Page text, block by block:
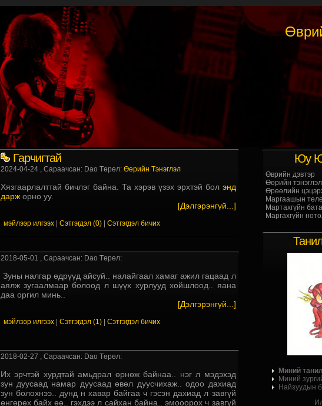
Юу
Өврийн дэвтэр
Өөрийн тэнэглэл
Өрөөлийн
Маргаашын
Мартахгүйн
Маргахгүйн
Миний
Миний
Найзуудын
Гарчигтай
2024-04-24, Сараачсан: Dao Төрөл: Өөрийн Тэнэглэл
Хязгаарлалттай бичлэг байна. Та хэрэв үзэх эрхтэй бол энд
даржорно уу.
[Дэлгэрэнгүй...]
мэйлээр илгээх Сэтгэгдэл (0)| Сэтгэгдэл бичих
2018-05-01 , Сараачсан: Dao Төрөл:
Зуны налгар өдрүүд айсуй.. налайгаал хамаг ажил гацаад л
аялж зугаалмаар болоод л шүүх хурлууд хойшлоод.. яана
даа оргил минь..
[Дэлгэрэнгүй...]
мэйлээр илгээх Сэтгэгдэл (1)| Сэтгэгдэл бичих
2018-02-27 , Сараачсан: Dao Төрөл:
Их эрчтэй хурдтай амьдрал өрнөж байнаа.. нэг л мэдэхэд
зун дуусаад намар дуусаад өвөл дуусчихаж.. одоо дахиад
зун болохнээ.. дунд н хавар байгаа ч гэсэн дахиад л завгүй
өнгөрөх байх өө.. гэхдээ л сайхан байна.. эмооорох ч завгүй